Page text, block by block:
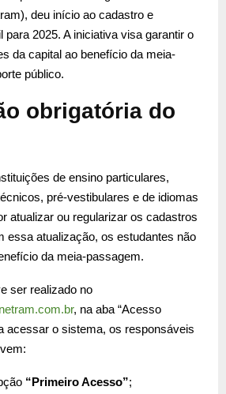
deu início ao cadastro e
para 2025. A iniciativa visa garantir o
da capital ao benefício da meia-
público.
obrigatória do
de ensino particulares,
pré-vestibulares e de idiomas
atualizar ou regularizar os cadastros
essa atualização, os estudantes não
da meia-passagem.
ser realizado no
, na aba “Acesso
acessar o sistema, os responsáveis
“Primeiro Acesso”;